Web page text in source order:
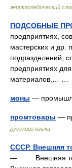
энциклопедический
ПОДСОБНЫЕ
предприятиях,
мастерских и др.
подразделений,
предприятиях
материалов,… …
моны —
промтовары —
русского языка
СССР. Внешняя
— Внешняя